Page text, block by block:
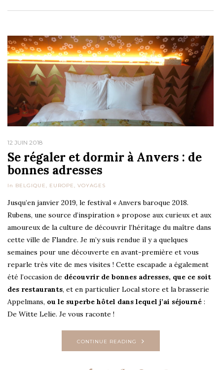
12 JUIN 2018
Se régaler et dormir à Anvers : de
bonnes adresses
In BELGIQUE, EUROPE, VOYAGES
Jusqu’en janvier 2019, le festival « Anvers baroque 2018.
Rubens, une source d’inspiration » propose aux curieux et aux
amoureux de la culture de découvrir l’héritage du maître dans
cette ville de Flandre. Je m’y suis rendue il y a quelques
semaines pour une découverte en avant-première et vous
reparle très vite de mes visites ! Cette escapade a également
été l’occasion de découvrir de bonnes adresses, que ce soit
des restaurants, et en particulier Local store et la brasserie
Appelmans, ou le superbe hôtel dans lequel j’ai séjourné :
De Witte Lelie. Je vous raconte !
CONTINUE READING